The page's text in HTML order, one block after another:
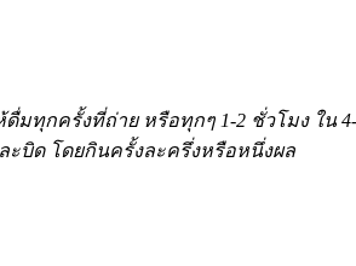
ดื่มทุกครั้งที่ถ่าย หรือทุกๆ 1-2 ชั่วโมง ใน
ะบิด โดยกินครั้งละครึ่งหรือหนึ่งผล